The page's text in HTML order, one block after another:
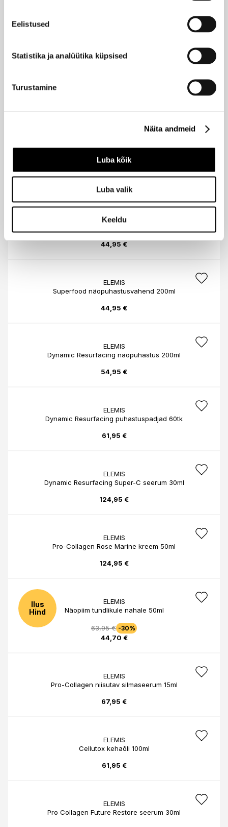
Eelistused
Statistika ja analüütika küpsised
Turustamine
Näita andmeid
Luba kõik
Luba valik
Keeldu
119,95 €
ELEMIS
Klaaristav puhastusvahend saviga 150ml
44,95 €
ELEMIS
44,95 €
ELEMIS
Superfood näopuhastusvahend 200ml
44,95 €
ELEMIS
Dynamic Resurfacing näopuhastus 200ml
54,95 €
ELEMIS
Dynamic Resurfacing puhastuspadjad 60tk
61,95 €
ELEMIS
Dynamic Resurfacing Super-C seerum 30ml
124,95 €
ELEMIS
Pro-Collagen Rose Marine kreem 50ml
124,95 €
Ilus
Hind
ELEMIS
Näopiim tundlikule nahale 50ml
63,95 € -30%
44,70 €
ELEMIS
Pro-Collagen niisutav silmaseerum 15ml
67,95 €
ELEMIS
Cellutox kehaõli 100ml
61,95 €
ELEMIS
Pro Collagen Future Restore seerum 30ml